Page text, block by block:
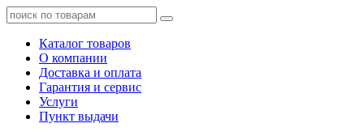
Каталог товаров
О компании
Доставка и оплата
Гарантия и сервис
Услуги
Пункт выдачи